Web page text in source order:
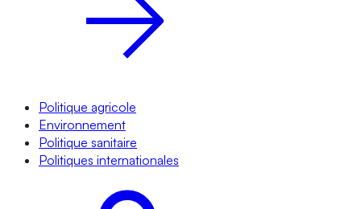
Politique agricole
Environnement
Politique sanitaire
Politiques internationales